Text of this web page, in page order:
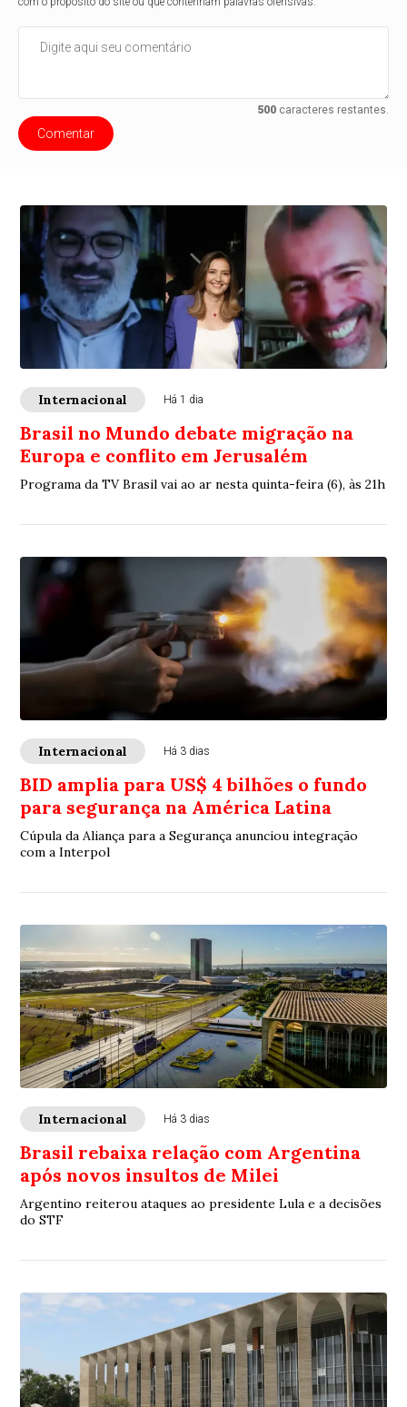
500caracteres restantes.
Comentar
Internacional Há 1 dia
Brasil no Mundo debate migração na
Europa e conflito em Jerusalém
Programa da TV Brasil vai ao ar nesta quinta-feira (6), às 21h
Internacional Há 3 dias
BID amplia para US$ 4 bilhões o fundo
para segurança na América Latina
Cúpula da Aliança para a Segurança anunciou integração
com a Interpol
Internacional Há 3 dias
Brasil rebaixa relação com Argentina
após novos insultos de Milei
Argentino reiterou ataques ao presidente Lula e a decisões
do STF